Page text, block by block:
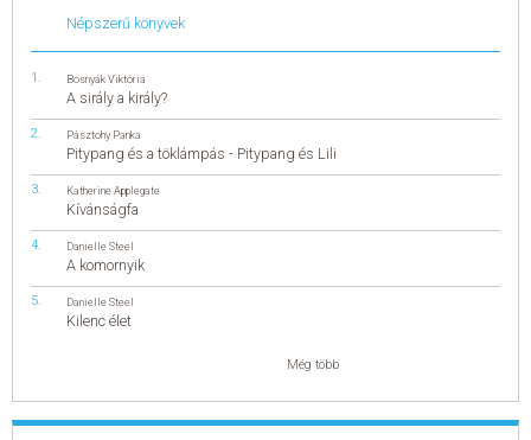
Népszerű könyvek
Bosnyák Viktória
A sirály a király?
Pásztohy Panka
Pitypang és a töklámpás - Pitypang és Lili
Katherine Applegate
Kívánságfa
Danielle Steel
A komornyik
Danielle Steel
Kilenc élet
Még több